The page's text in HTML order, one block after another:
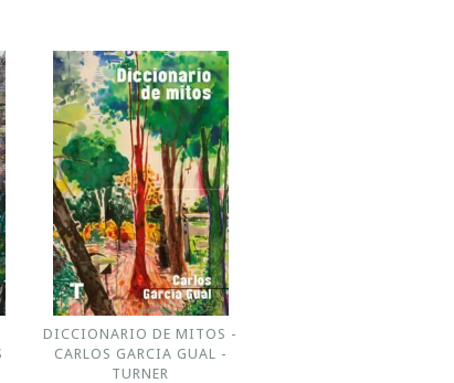
DICCIONARIO DE MITOS -
CARLOS GARCIA GUAL -
TURNER